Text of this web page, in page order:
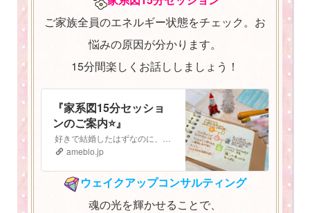
ご家族全員のエネルギー状態をチェック。お
悩みの原因が分かります。
15分間楽しくお話ししましょう！
『家系図15分セッショ
ンのご案内⭐️』
ameblo.jp
ウェイクアップコンサルティング
魂の光を輝かせることで、